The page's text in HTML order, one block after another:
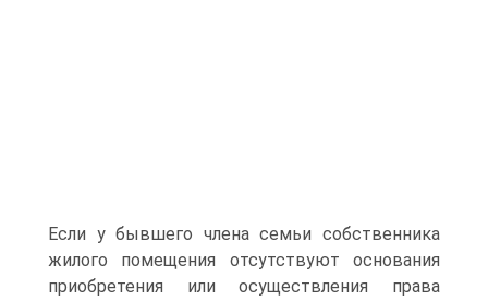
Если у бывшего члена семьи собственника
жилого помещения отсутствуют основания
приобретения или осуществления права